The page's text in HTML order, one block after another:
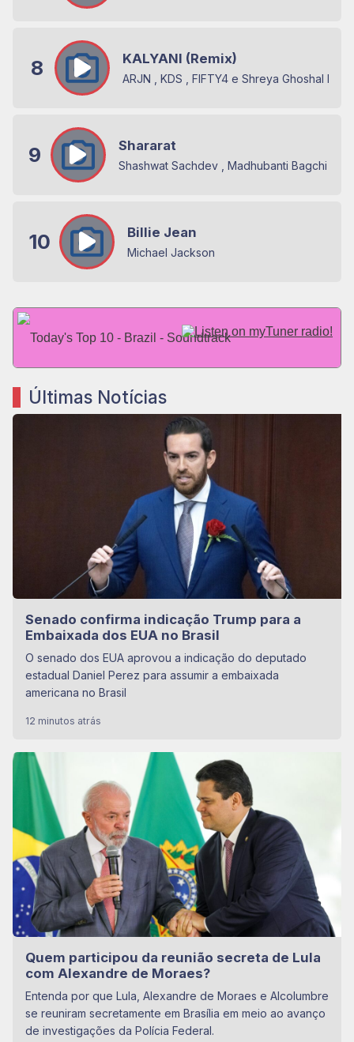
8 KALYANI (Remix)
ARJN , KDS , FIFTY4 e Shreya Ghoshal
9 Shararat
Shashwat Sachdev , Madhubanti Bagchi e
10 Billie Jean
Michael Jackson
Últimas Notícias
Senado confirma indicação Trump para a
Embaixada dos EUA no Brasil
O senado dos EUA aprovou a indicação do deputado
estadual Daniel Perez para assumir a embaixada
americana no Brasil
12 minutos atrás
Quem participou da reunião secreta de Lula
com Alexandre de Moraes?
Entenda por que Lula, Alexandre de Moraes e Alcolumbre
se reuniram secretamente em Brasília em meio ao avanço
de investigações da Polícia Federal.